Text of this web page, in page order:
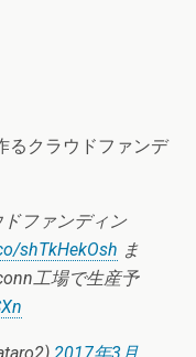
るクラウドファンデ
ファンディン
shTkHekOsh ま
工場で生産予